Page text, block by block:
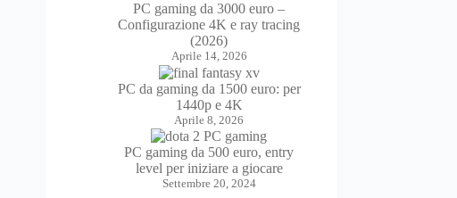
PC gaming da 3000 euro –
Configurazione 4K e ray tracing
(2026)
Aprile 14, 2026
PC da gaming da 1500 euro: per
1440p e 4K
Aprile 8, 2026
PC gaming da 500 euro, entry
level per iniziare a giocare
Settembre 20, 2024